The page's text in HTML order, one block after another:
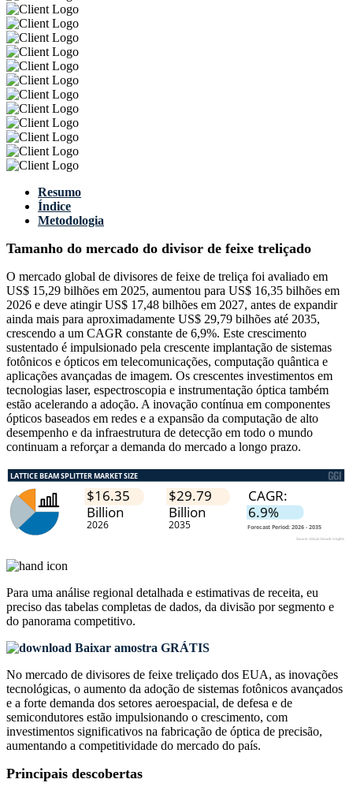
Resumo
Índice
Metodologia
Tamanho do mercado do divisor de feixe treliçado
O mercado global de divisores de feixe de treliça foi avaliado em
US$ 15,29 bilhões em 2025, aumentou para US$ 16,35 bilhões em
2026 e deve atingir US$ 17,48 bilhões em 2027, antes de expandir
ainda mais para aproximadamente US$ 29,79 bilhões até 2035,
crescendo a um CAGR constante de 6,9%. Este crescimento
sustentado é impulsionado pela crescente implantação de sistemas
fotônicos e ópticos em telecomunicações, computação quântica e
aplicações avançadas de imagem. Os crescentes investimentos em
tecnologias laser, espectroscopia e instrumentação óptica também
estão acelerando a adoção. A inovação contínua em componentes
ópticos baseados em redes e a expansão da computação de alto
desempenho e da infraestrutura de detecção em todo o mundo
continuam a reforçar a demanda do mercado a longo prazo.
Para uma análise regional detalhada e estimativas de receita, eu
preciso das tabelas completas de dados, da divisão por segmento e
do panorama competitivo.
Baixar amostra GRÁTIS
No mercado de divisores de feixe treliçado dos EUA, as inovações
tecnológicas, o aumento da adoção de sistemas fotônicos avançados
e a forte demanda dos setores aeroespacial, de defesa e de
semicondutores estão impulsionando o crescimento, com
investimentos significativos na fabricação de óptica de precisão,
aumentando a competitividade do mercado do país.
Principais descobertas